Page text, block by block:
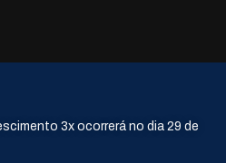
3x ocorrerá no dia 29 de